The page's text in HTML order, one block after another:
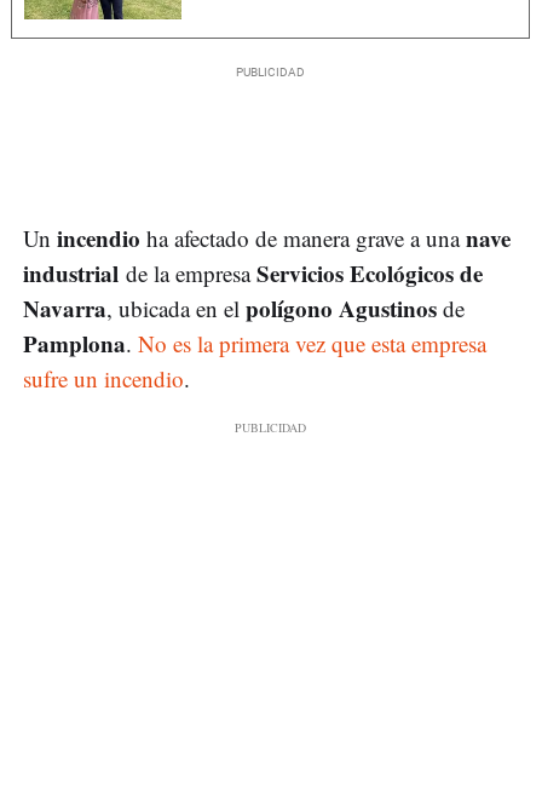
Un incendio ha afectado de manera grave a unanave
industrial de la empresaServicios Ecológicos de
Navarra, ubicada en el polígono Agustinos de
Pamplona. No es la primera vez que esta empresa
sufre un incendio.